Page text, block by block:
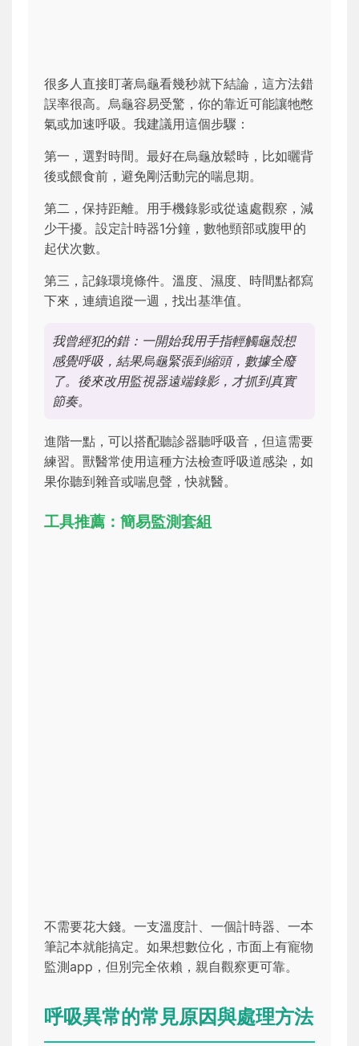
很多人直接盯著烏龜看幾秒就下結論，這方法錯
誤率很高。烏龜容易受驚，你的靠近可能讓牠憋
氣或加速呼吸。我建議用這個步驟：
第一，選對時間。最好在烏龜放鬆時，比如曬背
後或餵食前，避免剛活動完的喘息期。
第二，保持距離。用手機錄影或從遠處觀察，減
少干擾。設定計時器1分鐘，數牠頸部或腹甲的
起伏次數。
第三，記錄環境條件。溫度、濕度、時間點都寫
下來，連續追蹤一週，找出基準值。
我曾經犯的錯：一開始我用手指輕觸龜殼想
感覺呼吸，結果烏龜緊張到縮頭，數據全廢
了。後來改用監視器遠端錄影，才抓到真實
節奏。
進階一點，可以搭配聽診器聽呼吸音，但這需要
練習。獸醫常使用這種方法檢查呼吸道感染，如
果你聽到雜音或喘息聲，快就醫。
工具推薦：簡易監測套組
不需要花大錢。一支溫度計、一個計時器、一本
筆記本就能搞定。如果想數位化，市面上有寵物
監測app，但別完全依賴，親自觀察更可靠。
呼吸異常的常見原因與處理方法